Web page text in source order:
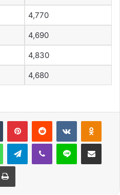
4,770
4,690
4,830
4,680
Tumblr PinterestReddit VKontakte
WhatsAppTelegramViber Line E-Posta ile
Yazdır